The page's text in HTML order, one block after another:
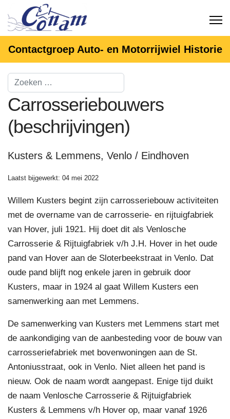
Contactgroep Auto- en Motorrijwiel Historie
Carrosseriebouwers
(beschrijvingen)
Kusters & Lemmens, Venlo / Eindhoven
Laatst bijgewerkt: 04 mei 2022
Willem Kusters begint zijn carrosseriebouw activiteiten
met de overname van de carrosserie- en rijtuigfabriek
van Hover, juli 1921. Hij doet dit als Venlosche
Carrosserie & Rijtuigfabriek v/h J.H. Hover in het oude
pand van Hover aan de Sloterbeekstraat in Venlo. Dat
oude pand blijft nog enkele jaren in gebruik door
Kusters, maar in 1924 al gaat Willem Kusters een
samenwerking aan met Lemmens.
De samenwerking van Kusters met Lemmens start met
de aankondiging van de aanbesteding voor de bouw van
carrosseriefabriek met bovenwoningen aan de St.
Antoniusstraat, ook in Venlo. Niet alleen het pand is
nieuw. Ook de naam wordt aangepast. Enige tijd duikt
de naam Venlosche Carrosserie & Rijtuigfabriek
Kusters & Lemmens v/h Hover op, maar vanaf 1926